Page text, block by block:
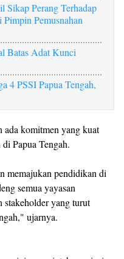
Sikap Perang Terhadap
Pemusnahan
Batas Adat Kunci
4 PSSI Papua Tengah,
ada komitmen yang kuat
Papua Tengah.
memajukan pendidikan di
semua yayasan
stakeholder yang turut
ujarnya.